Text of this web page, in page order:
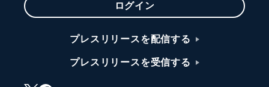
ログイン
プレスリリースを配信する
プレスリリースを受信する